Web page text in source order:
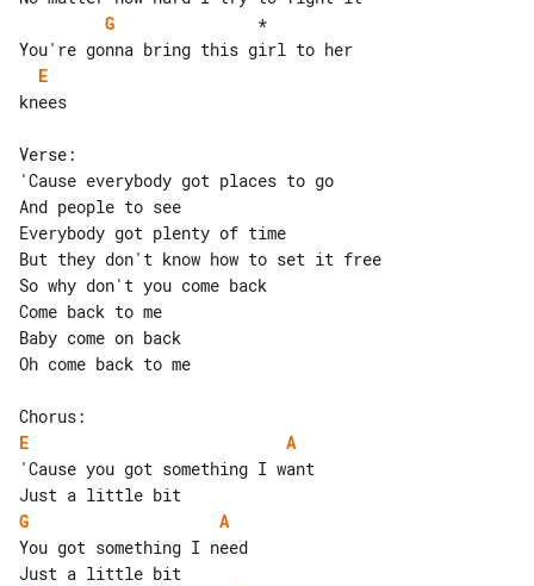
G
               *
E
knees
Verse:
'Cause everybody got places to go
And people to see
Everybody got plenty of time
But they don't know how to set it free
So why don't you come back
Come back to me
Baby come on back
Oh come back to me
E
A
'Cause you got something I want
G
A
You got something I need